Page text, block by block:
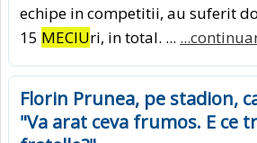
echipe in competitii, au suferit
15 MECIUri, in total. ...
Florin Prunea, pe stadion,
"Va arat ceva frumos. E ce